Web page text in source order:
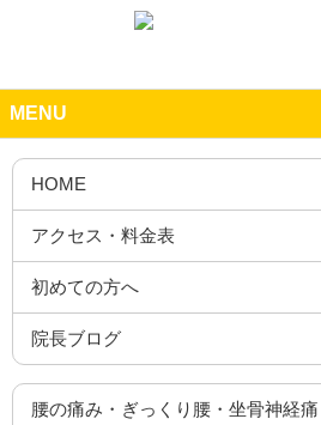
MENU
HOME
アクセス・料金表
初めての方へ
院長ブログ
腰の痛み・ぎっくり腰・坐骨神経痛